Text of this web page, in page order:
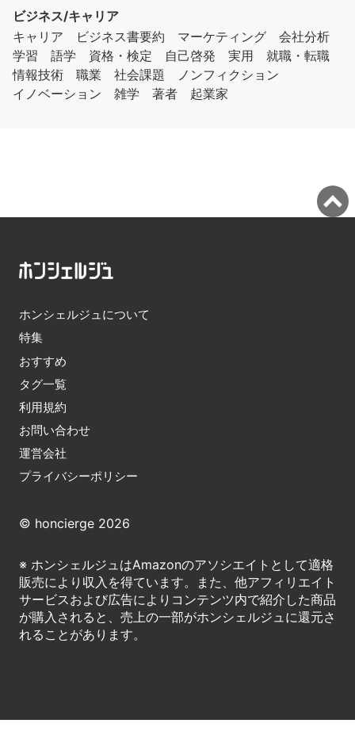
ビジネス/キャリア
キャリア
ビジネス書要約 マーケティング
会社分析
学習
語学 資格・検定 自己啓発 実用
就職・転職
情報技術
職業 社会課題
ノンフィクション
イノベーション
雑学 著者 起業家
ホンシェルジュについて
特集
おすすめ
タグ一覧
利用規約
お問い合わせ
運営会社
プライバシーポリシー
© honcierge 2026
※ ホンシェルジュはAmazonのアソシエイトとして適格
販売により収入を得ています。また、他アフィリエイト
サービスおよび広告によりコンテンツ内で紹介した商品
が購入されると、売上の一部がホンシェルジュに還元さ
れることがあります。